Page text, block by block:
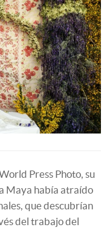
Press Photo, su
Maya había atraído
que descubrían
del trabajo del